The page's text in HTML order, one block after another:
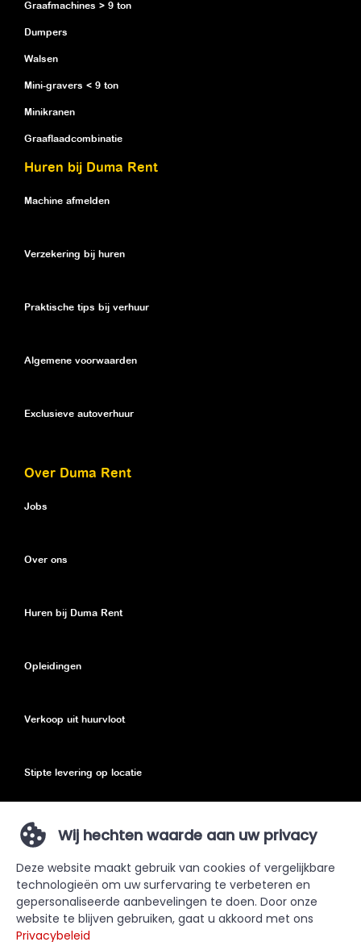
Graafmachines > 9 ton
Dumpers
Walsen
Mini-gravers < 9 ton
Minikranen
Graaflaadcombinatie
Huren bij Duma Rent
Machine afmelden
Verzekering bij huren
Praktische tips bij verhuur
Algemene voorwaarden
Exclusieve autoverhuur
Over Duma Rent
Jobs
Over ons
Huren bij Duma Rent
Opleidingen
Verkoop uit huurvloot
Stipte levering op locatie
Eco toeslag
Privacy Policy
Sitemap
Wij hechten waarde aan uw privacy
Deze website maakt gebruik van cookies of vergelijkbare
technologieën om uw surfervaring te verbeteren en
gepersonaliseerde aanbevelingen te doen. Door onze
website te blijven gebruiken, gaat u akkoord met ons
Privacybeleid